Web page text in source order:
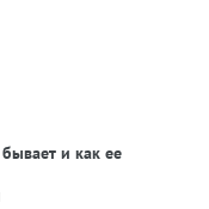
и как ее